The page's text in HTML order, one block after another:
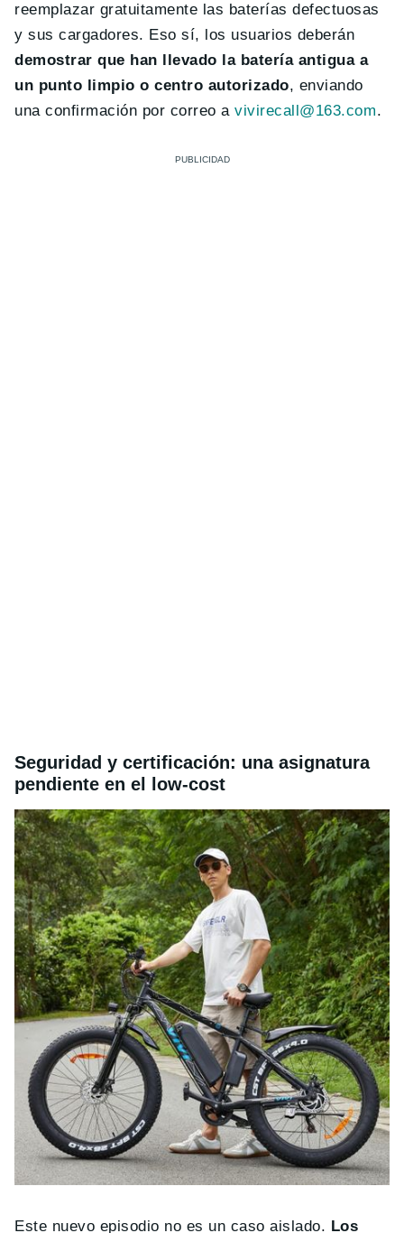
reemplazar gratuitamente las baterías defectuosas
y sus cargadores. Eso sí, los usuarios deberán
demostrar que han llevado la batería antigua a
un punto limpio o centro autorizado, enviando
una confirmación por correo avivirecall@163.com.
Seguridad y certificación: una asignatura
pendiente en el low-cost
Este nuevo episodio no es un caso aislado. Los